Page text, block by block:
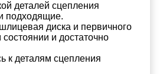
деталей сцепления
подходящие.
диска и первичного
и достаточно
к деталям сцепления